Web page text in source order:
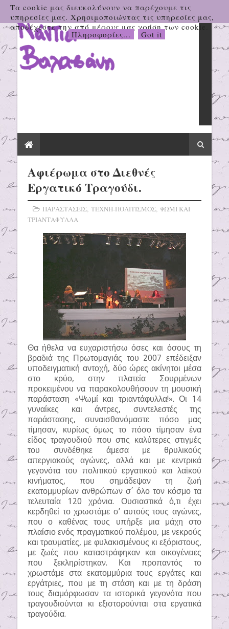
Αφιέρωμα στο Διεθνές
Εργατικό Τραγούδι.
ΠΑΡΑΣΤΑΣΕΙΣ, ΤΕΧΝΗ-ΠΟΛΙΤΙΣΜΟΣ, ΨΩΜΙ ΚΑΙ
ΤΡΙΑΝΤΑΦΥΛΛΑ
Θα ήθελα να ευχαριστήσω όσες και όσους τη
βραδιά της Πρωτομαγιάς του 2007 επέδειξαν
υποδειγματική αντοχή, δύο ώρες ακίνητοι μέσα
στο κρύο, στην πλατεία Σουρμένων
προκειμένου να παρακολουθήσουν τη μουσική
παράσταση «Ψωμί και τριαντάφυλλα!». Οι 14
γυναίκες και άντρες, συντελεστές της
παράστασης, συναισθανόμαστε πόσο μας
τίμησαν, κυρίως όμως το πόσο τίμησαν ένα
είδος τραγουδιού που στις καλύτερες στιγμές
του συνδέθηκε άμεσα με θρυλικούς
απεργιακούς αγώνες, αλλά και με κεντρικά
γεγονότα του πολιτικού εργατικού και λαϊκού
κινήματος, που σημάδεψαν τη ζωή
εκατομμυρίων ανθρώπων σ΄ όλο τον κόσμο τα
τελευταία 120 χρόνια. Ουσιαστικά ό,τι έχει
κερδηθεί το χρωστάμε σ’ αυτούς τους αγώνες,
που ο καθένας τους υπήρξε μια μάχη στο
πλαίσιο ενός πραγματικού πολέμου, με νεκρούς
και τραυματίες, με φυλακισμένους κι εξόριστους,
με ζωές που καταστράφηκαν και οικογένειες
που ξεκληρίστηκαν. Και προπαντός το
χρωστάμε στα εκατομμύρια τους εργάτες και
εργάτριες, που με τη στάση και με τη δράση
τους διαμόρφωσαν τα ιστορικά γεγονότα που
τραγουδιούνται κι εξιστορούνται στα εργατικά
τραγούδια.
Τα cookie μας διευκολύνουν να παρέχουμε τις
υπηρεσίες μας. Χρησιμοποιώντας τις υπηρεσίες μας,
αποδέχεστε την από μέρους μας χρήση των cookie.
Πληροφορίες... Got it